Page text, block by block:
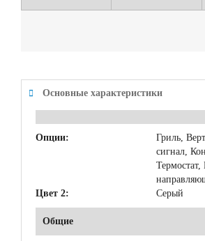
Основные характеристики
Опции:
Гриль,
сигнал,
Цвет 2:
Серый
Общие